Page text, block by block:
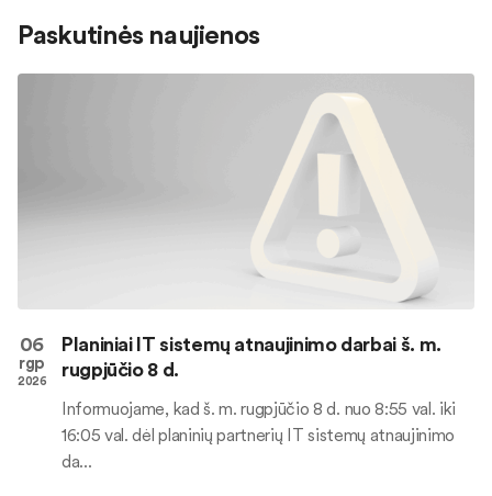
Paskutinės naujienos
06
rgp
2026
Planiniai IT sistemų atnaujinimo darbai š. m.
rugpjūčio 8 d.
Informuojame, kad š. m. rugpjūčio 8 d. nuo 8:55 val. iki
16:05 val. dėl planinių partnerių IT sistemų atnaujinimo
da...